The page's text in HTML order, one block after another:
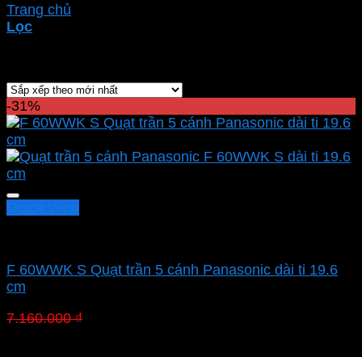
Trang chủ
Lọc
-31%
F 60WWK S Quạt trần 5 cánh Panasonic dài ti 19.6
cm
7.160.000₫